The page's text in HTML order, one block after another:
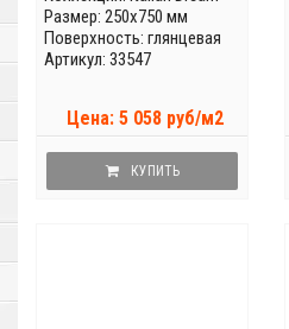
Размер: 250x750 мм
Поверхность: глянцевая
Артикул: 33547
Цена: 5 058 руб/м2
КУПИТЬ